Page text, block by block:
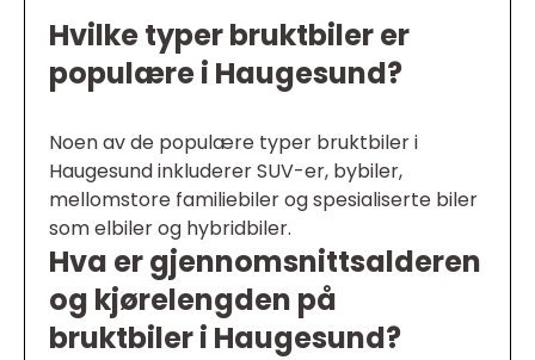
Hvilke typer bruktbiler er
populære i Haugesund?
Noen av de populære typer bruktbiler i
Haugesund inkluderer SUV-er, bybiler,
mellomstore familiebiler og spesialiserte biler
som elbiler og hybridbiler.
Hva er gjennomsnittsalderen
og kjørelengden på
bruktbiler i Haugesund?